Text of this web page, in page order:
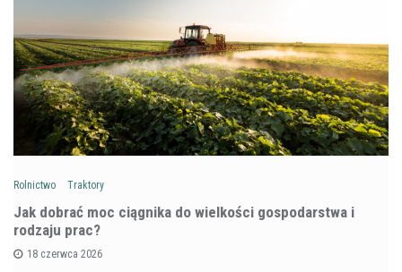
Rolnictwo Traktory
Jak dobrać moc ciągnika do wielkości gospodarstwa i
rodzaju prac?
18 czerwca 2026